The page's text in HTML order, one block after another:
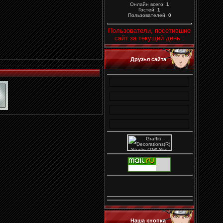
Онлайн всего: 1
Гостей: 1
Пользователей: 0
Пользователи, посетившие
сайт за текущий день :
Друзья сайта
Наша кнопка